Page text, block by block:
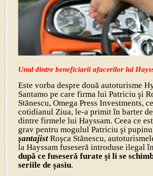
Unul dintre beneficiarii afacerilor lui
Este vorba despre două autoturisme
Santamo pe care firma lui Patriciu şi
Stănescu, Omega Press Investments,
cotidianul Ziua, le-a primit în barter
dintre firmele lui Hayssam. Ceea ce
grav pentru mogulul Patriciu şi
şantajist Roşca Stănescu,
la Hayssam fuseseră introduse ilegal
după ce fuseseră furate şi li se
seriile de şasiu.